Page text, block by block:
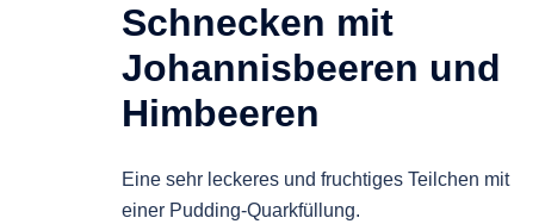
Schnecken mit
Johannisbeeren und
Himbeeren
Eine sehr leckeres und fruchtiges Teilchen mit
einer Pudding-Quarkfüllung.